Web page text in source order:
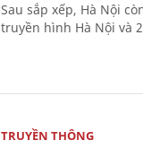
Sau sắp xếp, Hà Nội
truyền hình Hà Nội và
TRUYỀN THÔNG